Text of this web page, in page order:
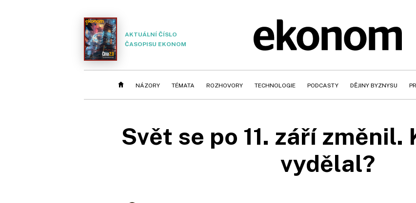
AKTUÁLNÍ ČÍSLO
ČASOPISU EKONOM
NÁZORY TÉMATA ROZHOVORY TECHNOLOGIE PODCASTY DĚJINY BYZNYSU
Svět se po 11. září změnil.
vydělal?